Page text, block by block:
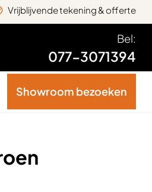
Vrijblijvende tekening & offerte
Bel:
077-3071394
Showroom bezoeken